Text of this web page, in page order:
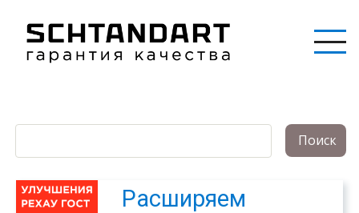
основному
Расширяем